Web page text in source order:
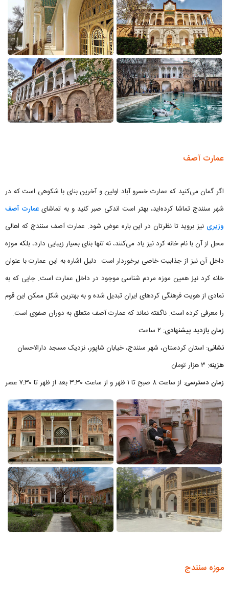
عمارت آصف
اگر گمان می‌کنید که عمارت خسرو آباد اولین و آخرین بنای با شکوهی است که در
شهر سنندج تماشا کرده‌اید، بهتر است اندکی صبر کنید و به تماشای عمارت آصف
وزیری نیز بروید تا نظرتان در این باره عوض شود. عمارت آصف سنندج که اهالی
محل از آن با نام خانه کرد نیز یاد می‌کنند، نه تنها بنای بسیار زیبایی دارد، بلکه موزه
داخل آن نیز از جذابیت خاصی برخوردار است. دلیل اشاره به این عمارت با عنوان
خانه کرد نیز همین موزه مردم شناسی موجود در داخل عمارت است. جایی که به
نمادی از هویت فرهنگی کردهای ایران تبدیل شده و به بهترین شکل ممکن این قوم
را معرفی کرده است. ناگفته نماند که عمارت آصف متعلق به دوران صفوی است.
زمان بازدید پیشنهادی: ۲ ساعت
نشانی: استان کردستان، شهر سنندج، خیابان شاپور، نزدیک مسجد دارالاحسان
هزینه: ۳ هزار تومان
زمان دسترسی: از ساعت ۸ صبح تا ۱ ظهر و از ساعت ۳:۳۰ بعد از ظهر تا ۷:۳۰ عصر
موزه سنندج